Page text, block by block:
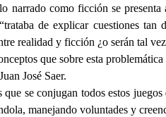
como ficción se
de explicar cuestiones
realidad y ficción ¿o serán tal
que sobre esta
José Saer.
se conjugan todos estos
manejando voluntades y